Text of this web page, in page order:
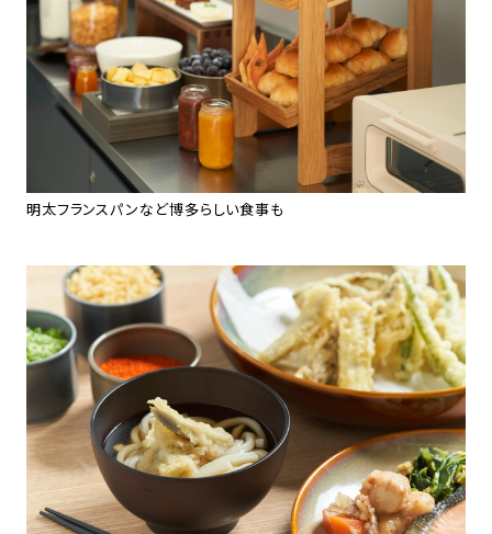
明太フランスパンなど博多らしい食事も